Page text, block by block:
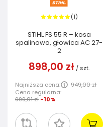
(1)
STIHL FS 55 R – kosa
spalinowa, głowica AC 27-
2
898,00 zł / szt.
Najniższa cena:
949,00 zł
Cena regularna:
999,01 zł -10%